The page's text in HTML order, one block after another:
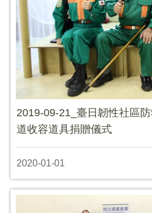
2019-09-21_臺日韌性社區
道收容道具捐贈儀式
2020-01-01